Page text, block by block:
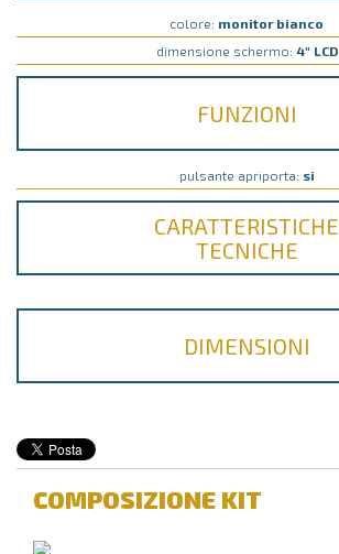
colore: monitor bianco
dimensione schermo: 4" LCD
FUNZIONI
pulsante apriporta: si
CARATTERISTICHE
TECNICHE
DIMENSIONI
COMPOSIZIONE KIT